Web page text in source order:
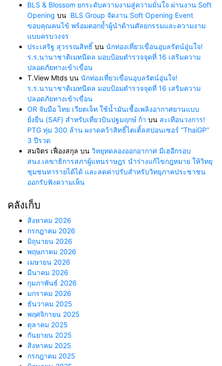
BLS & Blossom ยกระดับความงามสู่ความมั่นใจ ผ่านงาน Soft
Opening บน BLS Group จัดงาน Soft Opening Event
ขอบคุณคนไข้ พร้อมตอกย้ำผู้นำด้านศัลยกรรมและความงาม
แบบครบวงจร
ประเสริฐ สุวรรณสิทธิ์ บน นักท่องเที่ยวเขื่อนอุบลรัตน์อุ่นใจ!
ร.ร.นานาชาติเมทนีดล มอบป้อมตำรวจจุดที่ 16 เสริมความ
ปลอดภัยทางเข้าเขื่อน
T.View Mtds บน นักท่องเที่ยวเขื่อนอุบลรัตน์อุ่นใจ!
ร.ร.นานาชาติเมทนีดล มอบป้อมตำรวจจุดที่ 16 เสริมความ
ปลอดภัยทางเข้าเขื่อน
OR จับมือ ไทย เวียตเจ็ท ใช้น้ำมันเชื้อเพลิงอากาศยานแบบ
ยั่งยืน (SAF) สำหรับเที่ยวบินปฐมฤกษ์ ก้า บน สะเทือนวงการ!
PTG ทุ่ม 300 ล้าน ผงาดคว้าสิทธิ์ไตเติ้ลสปอนเซอร์ “ThaiGP”
3 ปีรวด
สมจิตร เฟื่องสกุล บน วิทยุทดลองออกอากาศ มีเฮอีกรอบ
สนง.เลขาธิการสภาผู้แทนราษฎร นำร่างแก้ไขกฎหมาย ให้วิทยุ
ชุมชนหารายได้ได้ และลดค่าปรับสำหรับวิทยุภาคประชาชน
ออกรับฟังความเห็น
คลังเก็บ
สิงหาคม 2026
กรกฎาคม 2026
มิถุนายน 2026
พฤษภาคม 2026
เมษายน 2026
มีนาคม 2026
กุมภาพันธ์ 2026
มกราคม 2026
ธันวาคม 2025
พฤศจิกายน 2025
ตุลาคม 2025
กันยายน 2025
สิงหาคม 2025
กรกฎาคม 2025